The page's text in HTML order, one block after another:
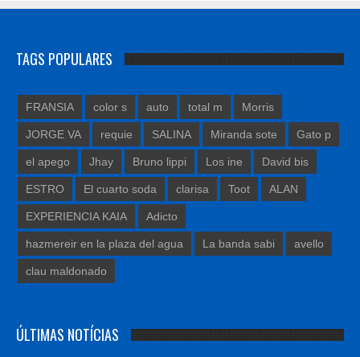
TAGS POPULARES
FRANSIA color s auto total m Morris
JORGE VA requie SALINA Miranda sote Gato p
el apego Jhay Bruno lippi Los ine David bis
ESTRO El cuarto soda clarisa Toot ALAN
EXPERIENCIA KAIA Adicto
hazmereir en la plaza del agua La banda sabi avello
clau maldonado
ÚLTIMAS NOTÍCIAS